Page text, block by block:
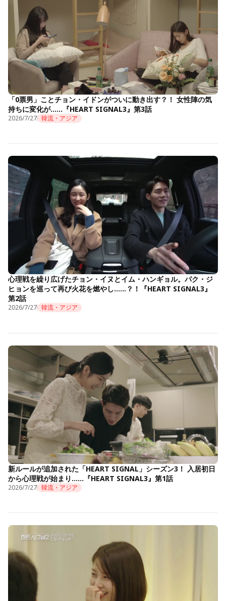
「0票男」ことチョン・イドンがついに動き出す？！ 女性陣の気
持ちに変化が……『HEART SIGNAL3』第3話
2026/7/27 韓流・アジア
心理戦を繰り広げたチョン・イヌとイム・ハンギョル。パク・ジ
ヒョンを巡って再び火花を燃やし……？！『HEART SIGNAL3』
第2話
2026/7/27 韓流・アジア
新ルールが追加された「HEART SIGNAL」シーズン3！ 入居初日
から心理戦が始まり……『HEART SIGNAL3』第1話
2026/7/27 韓流・アジア